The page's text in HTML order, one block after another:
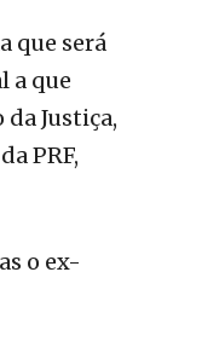
que será
a que
Justiça,
PRF,
o ex-